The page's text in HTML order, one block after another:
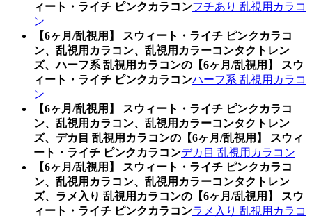
ィート・ライチ ピンクカラコンフチあり 乱視用カラコ
ン
【6ヶ月/乱視用】 スウィート・ライチ ピンクカラコ
ン、乱視用カラコン、乱視用カラーコンタクトレン
ズ、ハーフ系 乱視用カラコンの【6ヶ月/乱視用】 スウ
ィート・ライチ ピンクカラコンハーフ系 乱視用カラコ
ン
【6ヶ月/乱視用】 スウィート・ライチ ピンクカラコ
ン、乱視用カラコン、乱視用カラーコンタクトレン
ズ、デカ目 乱視用カラコンの【6ヶ月/乱視用】 スウィ
ート・ライチ ピンクカラコンデカ目 乱視用カラコン
【6ヶ月/乱視用】 スウィート・ライチ ピンクカラコ
ン、乱視用カラコン、乱視用カラーコンタクトレン
ズ、ラメ入り 乱視用カラコンの【6ヶ月/乱視用】 スウ
ィート・ライチ ピンクカラコンラメ入り 乱視用カラコ